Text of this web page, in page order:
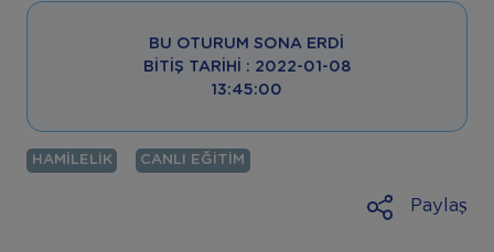
BU OTURUM SONA ERDI
BITIŞ TARIHI : 2022-01-08
13:45:00
HAMILELIK CANLI EĞITIM
Paylaş